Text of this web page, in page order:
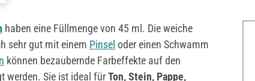
haben eine Füllmenge von 45 ml. Die weiche
sehr gut mit einem Pinsel oder einen Schwamm
können bezaubernde Farbeffekte auf den
werden. Sie ist ideal fürTon, Stein, Pappe,